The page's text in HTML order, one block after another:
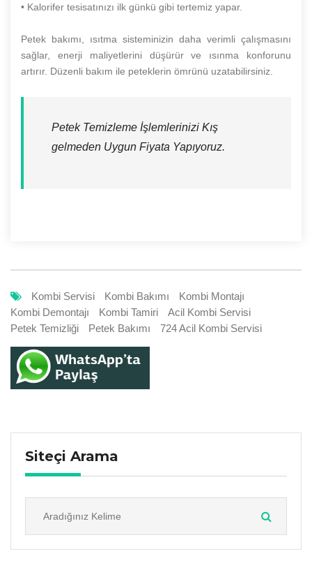
• Kalorifer tesisatınızı ilk günkü gibi tertemiz yapar.
Petek bakımı, ısıtma sisteminizin daha verimli çalışmasını
sağlar, enerji maliyetlerini düşürür ve ısınma konforunu
artırır. Düzenli bakım ile peteklerin ömrünü uzatabilirsiniz.
Petek Temizleme İşlemlerinizi Kış
gelmeden Uygun Fiyata Yapıyoruz.
Kombi Servisi Kombi Bakımı
Kombi Montajı
Kombi Demontajı
Kombi Tamiri
Acil Kombi Servisi
Petek Temizliği
Petek Bakımı 724 Acil Kombi Servisi
Siteçi Arama